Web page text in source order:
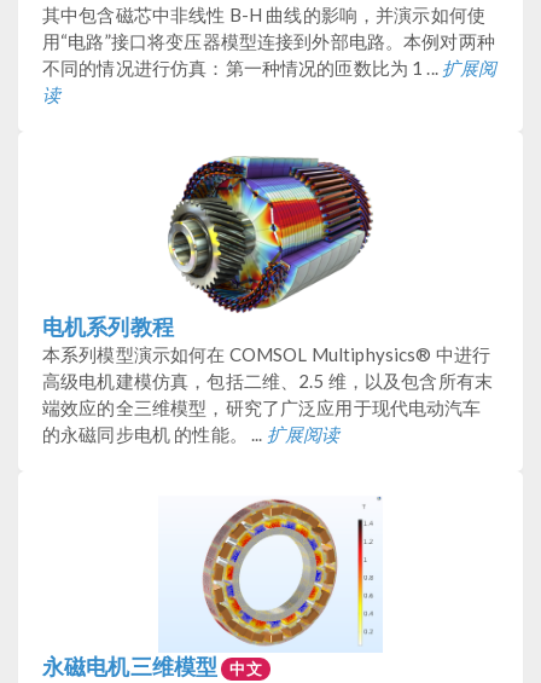
其中包含磁芯中非线性 B-H 曲线的影响，并演示如何使
用“电路”接口将变压器模型连接到外部电路。本例对两种
不同的情况进行仿真：第一种情况的匝数比为 1 ... 扩展阅
读
电机系列教程
本系列模型演示如何在 COMSOL Multiphysics® 中进行
高级电机建模仿真，包括二维、2.5 维，以及包含所有末
端效应的全三维模型，研究了广泛应用于现代电动汽车
的永磁同步电机 的性能。 ... 扩展阅读
永磁电机三维模型 中文